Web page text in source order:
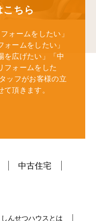
こちら
ォームをしたい」
ォームをしたい」
を広げたい」
「中
フォームをした
ッフがお客様の立
頂きます。
中古住宅
しんせつハウスとは